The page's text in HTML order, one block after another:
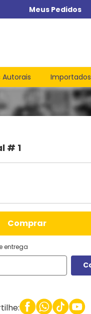
Meus Pedidos
Autorais Importados
# 1
comprar
entrega